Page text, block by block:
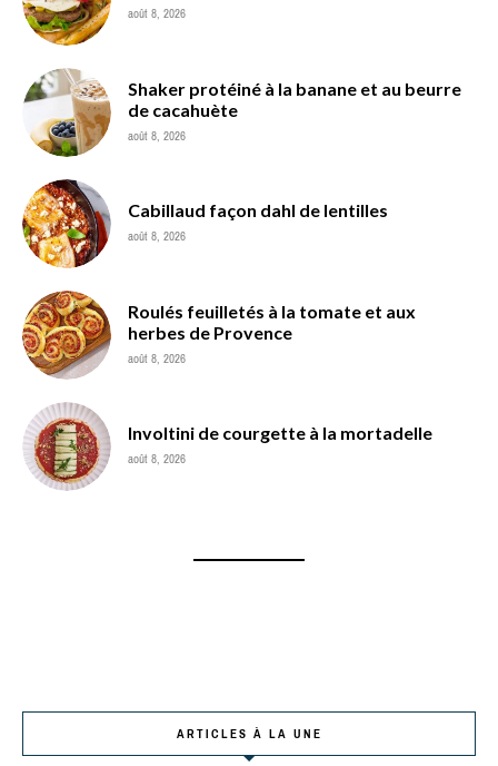
août 8, 2026
Shaker protéiné à la banane et au beurre
de cacahuète
août 8, 2026
Cabillaud façon dahl de lentilles
août 8, 2026
Roulés feuilletés à la tomate et aux
herbes de Provence
août 8, 2026
Involtini de courgette à la mortadelle
août 8, 2026
ARTICLES À LA UNE